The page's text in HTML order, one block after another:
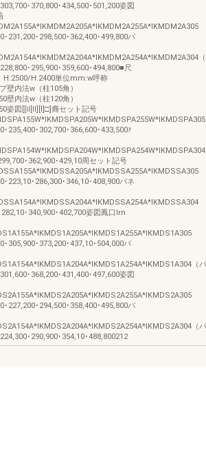
･370,800･434,500･501,200姿図
･231,200･298,500･362,400･499,800パ
･295,900･359,600･494,800■尺
H:2500/H:2400単位mm:w呼称
壁内法w（柱105角）
壁内法w（柱120角）
姿図[[il[Il][I]□]裔セット記号
･235,400･302,700･366,600･433,500ｧ
･362,900･429,10周セット記号
･223,10･286,300･346,10･408,900パネ
･340,900･402,700姿図鳳口lrn
･305,900･373,200･437,10･504,000パ
（パ
･368,200･431,400･497,600姿図
･227,200･294,500･358,400･495,800パ
（パ
･290,900･354,10･488,800212